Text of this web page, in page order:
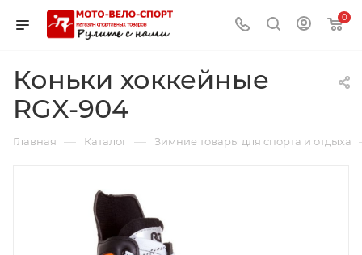
0
Коньки хоккейные
RGX-904
Главная — Каталог — Зимние товары для спорта и отдыха